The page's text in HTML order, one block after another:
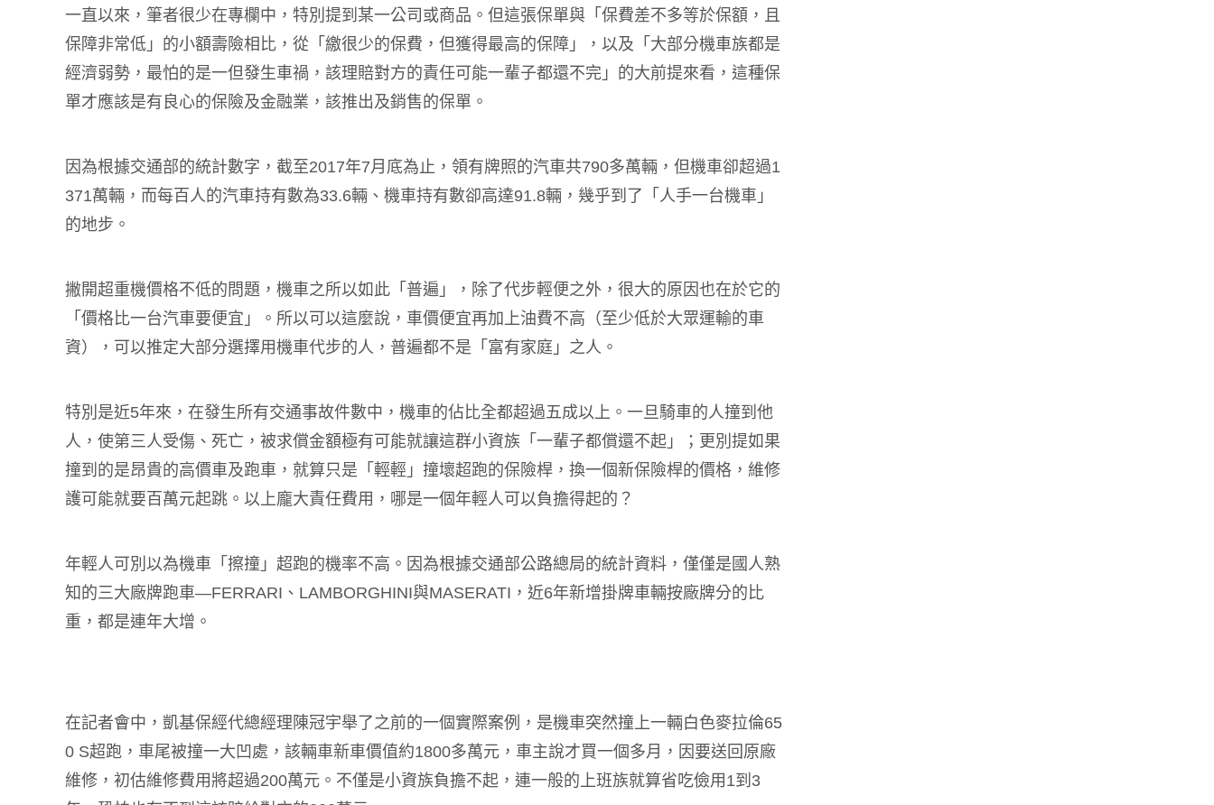
一直以來，筆者很少在專欄中，特別提到某一公司或商品。但這張保單與「保費差不多等於保額，且
保障非常低」的小額壽險相比，從「繳很少的保費，但獲得最高的保障」，以及「大部分機車族都是
經濟弱勢，最怕的是一但發生車禍，該理賠對方的責任可能一輩子都還不完」的大前提來看，這種保
單才應該是有良心的保險及金融業，該推出及銷售的保單。
因為根據交通部的統計數字，截至2017年7月底為止，領有牌照的汽車共790多萬輛，但機車卻超過1
371萬輛，而每百人的汽車持有數為33.6輛、機車持有數卻高達91.8輛，幾乎到了「人手一台機車」
的地步。
撇開超重機價格不低的問題，機車之所以如此「普遍」，除了代步輕便之外，很大的原因也在於它的
「價格比一台汽車要便宜」。所以可以這麼說，車價便宜再加上油費不高（至少低於大眾運輸的車
資），可以推定大部分選擇用機車代步的人，普遍都不是「富有家庭」之人。
特別是近5年來，在發生所有交通事故件數中，機車的佔比全都超過五成以上。一旦騎車的人撞到他
人，使第三人受傷、死亡，被求償金額極有可能就讓這群小資族「一輩子都償還不起」；更別提如果
撞到的是昂貴的高價車及跑車，就算只是「輕輕」撞壞超跑的保險桿，換一個新保險桿的價格，維修
護可能就要百萬元起跳。以上龐大責任費用，哪是一個年輕人可以負擔得起的？
年輕人可別以為機車「擦撞」超跑的機率不高。因為根據交通部公路總局的統計資料，僅僅是國人熟
知的三大廠牌跑車—FERRARI、LAMBORGHINI與MASERATI，近6年新增掛牌車輛按廠牌分的比
重，都是連年大增。
在記者會中，凱基保經代總經理陳冠宇舉了之前的一個實際案例，是機車突然撞上一輛白色麥拉倫65
0 S超跑，車尾被撞一大凹處，該輛車新車價值約1800多萬元，車主說才買一個多月，因要送回原廠
維修，初估維修費用將超過200萬元。不僅是小資族負擔不起，連一般的上班族就算省吃儉用1到3